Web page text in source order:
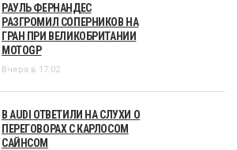
РАУЛЬ ФЕРНАНДЕС
РАЗГРОМИЛ СОПЕРНИКОВ НА
ГРАН ПРИ ВЕЛИКОБРИТАНИИ
MOTOGP
Вчера в 17:02
В AUDI ОТВЕТИЛИ НА СЛУХИ О
ПЕРЕГОВОРАХ С КАРЛОСОМ
САЙНСОМ